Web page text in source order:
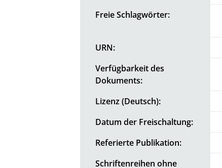
Freie Schlagwörter:
URN:
Verfügbarkeit des
Dokuments:
Lizenz (Deutsch):
Datum der Freischaltung:
Referierte Publikation:
Schriftenreihen ohne